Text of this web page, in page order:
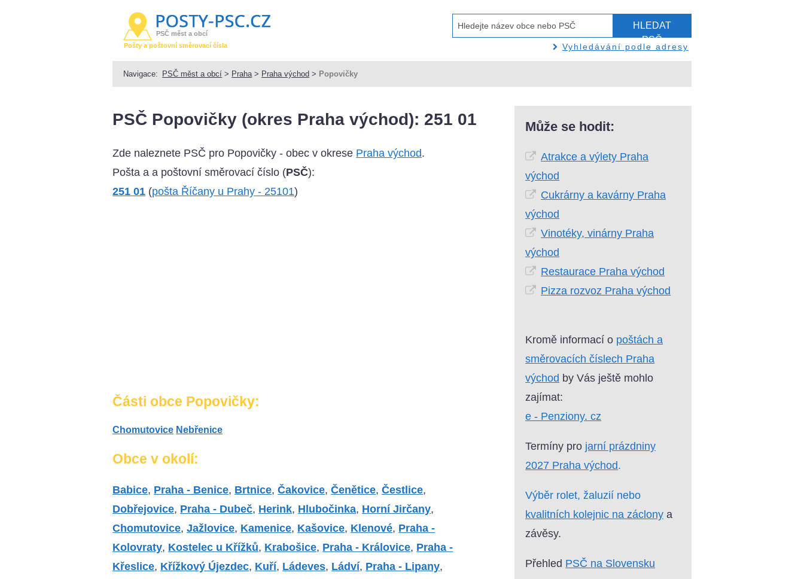
PSČ měst a obcí
Pošty a poštovní směrovací čísla
HLEDAT
PSČ
Vyhledávání podle adresy
Navigace: PSČ měst a obcí > Praha > Praha východ > Popovičky
PSČ Popovičky (okres Praha východ): 251 01
Zde naleznete PSČ pro Popovičky - obec v okrese Praha východ.
Pošta a a poštovní směrovací číslo (PSČ):
251 01 (pošta Říčany u Prahy - 25101)
Části obce Popovičky:
Chomutovice Nebřenice
Obce v okolí:
Babice, Praha - Benice, Brtnice,Čakovice,Čenětice,Čestlice,
Dobřejovice, Praha - Dubeč, Herink, Hlubočinka, Horní Jirčany,
Chomutovice,Jažlovice, Kamenice, Kašovice, Klenové, Praha -
Kolovraty, Kostelec u Křížků, Krabošice, Praha - Královice, Praha -
Křeslice, Křížkový Újezdec, Kuří, Ládeves, Ládví, Praha - Lipany,
Může se hodit:
Atrakce a výlety Praha
východ
Cukrárny a kavárny Praha
východ
Vinotéky, vinárny Praha
východ
Restaurace Praha východ
Pizza rozvoz Praha východ
Kromě informací o poštách a
směrovacích číslech Praha
východ by Vás ještě mohlo
zajímat:
e - Penziony. cz
Termíny pro jarní prázdniny
2027 Praha východ.
Výběr rolet, žaluzií nebo
kvalitních kolejnic na záclony a
závěsy.
Přehled PSČ na Slovensku